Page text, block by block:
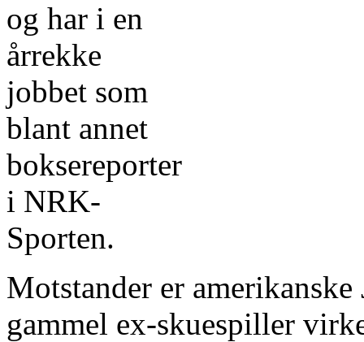
og har i en
årrekke
jobbet som
blant annet
boksereporter
i NRK-
Sporten.
Motstander er
gammel ex-skuespiller